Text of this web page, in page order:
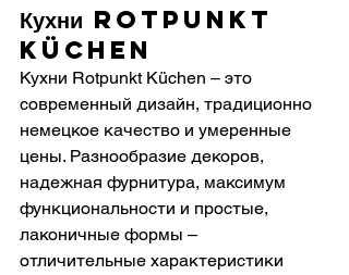
Кухни Rotpunkt
Küchen
Кухни Rotpunkt Küchen – это
современный дизайн, традиционно
немецкое качество и умеренные
цены. Разнообразие декоров,
надежная фурнитура, максимум
функциональности и простые,
лаконичные формы –
отличительные характеристики